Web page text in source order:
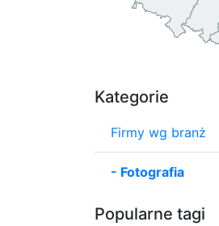
Kategorie
Firmy wg branż
- Fotografia
Popularne tagi